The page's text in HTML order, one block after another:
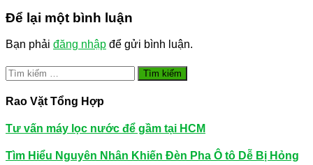
Để lại một bình luận
Bạn phải đăng nhập để gửi bình luận.
Tìm
kiếm
cho:
Rao Vặt Tổng Hợp
Tư vấn máy lọc nước để gầm tại HCM
Tìm Hiểu Nguyên Nhân Khiến Đèn Pha Ô tô Dễ Bị Hỏng